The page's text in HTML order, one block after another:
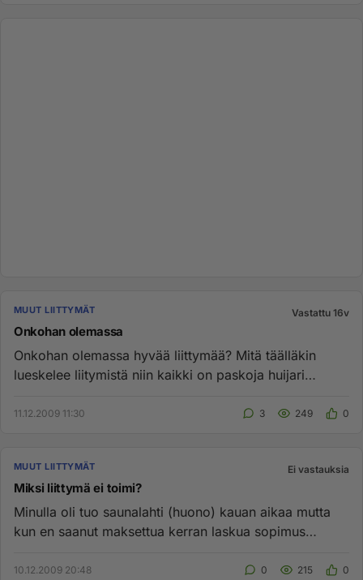
MUUT LIITTYMÄT Vastattu 16v
Onkohan olemassa
Onkohan olemassa hyvää liittymää? Mitä täälläkin
lueskelee liitymistä niin kaikki on paskoja huijari
11.12.2009 11:30 3 249 0
MUUT LIITTYMÄT Ei vastauksia
Miksi liittymä ei toimi?
Minulla oli tuo saunalahti (huono) kauan aikaa mutta
kun en saanut maksettua kerran laskua sopimus
10.12.2009 20:48 0 215 0